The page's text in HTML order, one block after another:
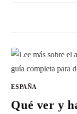
ESPAÑA
Qué ver y